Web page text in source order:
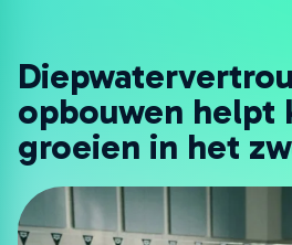
opbouwen helpt
groeien in het